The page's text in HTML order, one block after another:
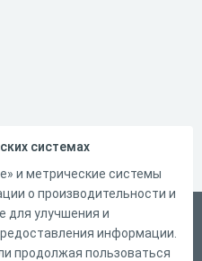
системах
и метрические системы
о производительности и
для улучшения и
информации.
продолжая пользоваться